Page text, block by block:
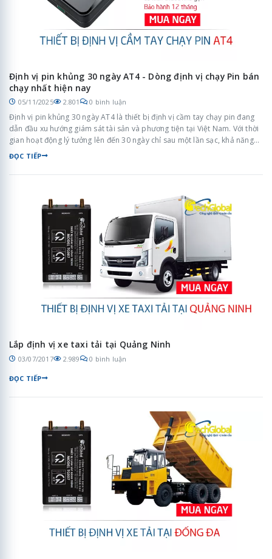
Định vị pin khủng 30 ngày AT4 - Dòng định vị chạy Pin bán
chạy nhất hiện nay
05/11/2025 2.801 0 bình luận
Định vị pin khủng 30 ngày AT4 là thiết bị định vị cầm tay chạy pin đang
dẫn đầu xu hướng giám sát tài sản và phương tiện tại Việt Nam. Với thời
gian hoạt động lý tưởng lên đến 30 ngày chỉ sau một lần sạc, khả năng
chống nước đạt chuẩn IPX5 cùng nam châm siêu cường, thiết bị định vị
cầm tay AT4 chính là một trong những lựa chọn “sáng giá” cho người
dùng cần theo dõi và giám sát đối tượng một cách bền vững và bí mật.
ĐỌC TIẾP
Lắp định vị xe taxi tải tại Quảng Ninh
03/07/2017 2.989 0 bình luận
ĐỌC TIẾP